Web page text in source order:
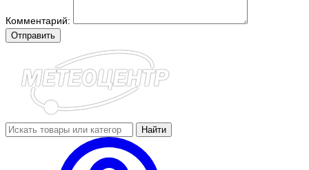
Комментарий:
Отправить
Найти